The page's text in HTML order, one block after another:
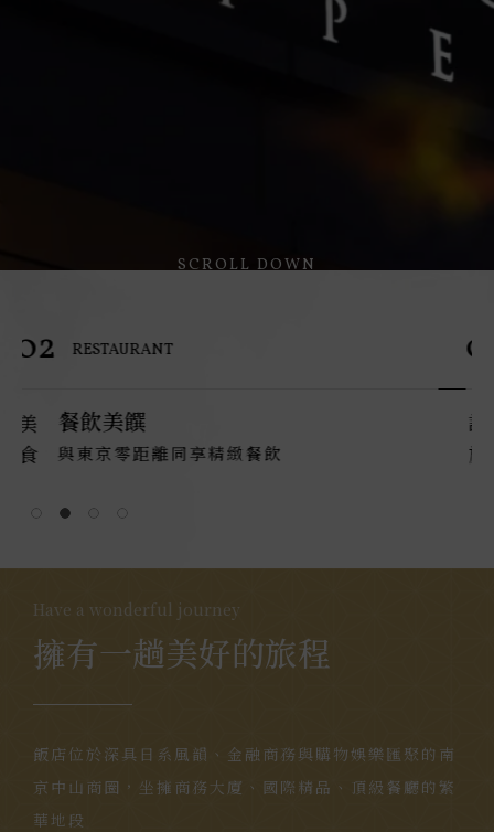
SCROLL DOWN
開啟在大倉久和的美好旅程
SCROLL DOWN
開啟在大倉久和的美好旅程
SCROLL DOWN
開啟在大倉久和的美好旅程
SCROLL DOWN
開啟在大倉久和的美好旅程
03 FACILITY
設施 設施服務
各式休閒設施充份放鬆休息 旅行
Have a wonderful journey
擁有一趟美好的旅程
飯店位於深具日系風韻、金融商務與購物娛樂匯聚的南
京中山商圈，坐擁商務大廈、國際精品、頂級餐廳的繁
華地段